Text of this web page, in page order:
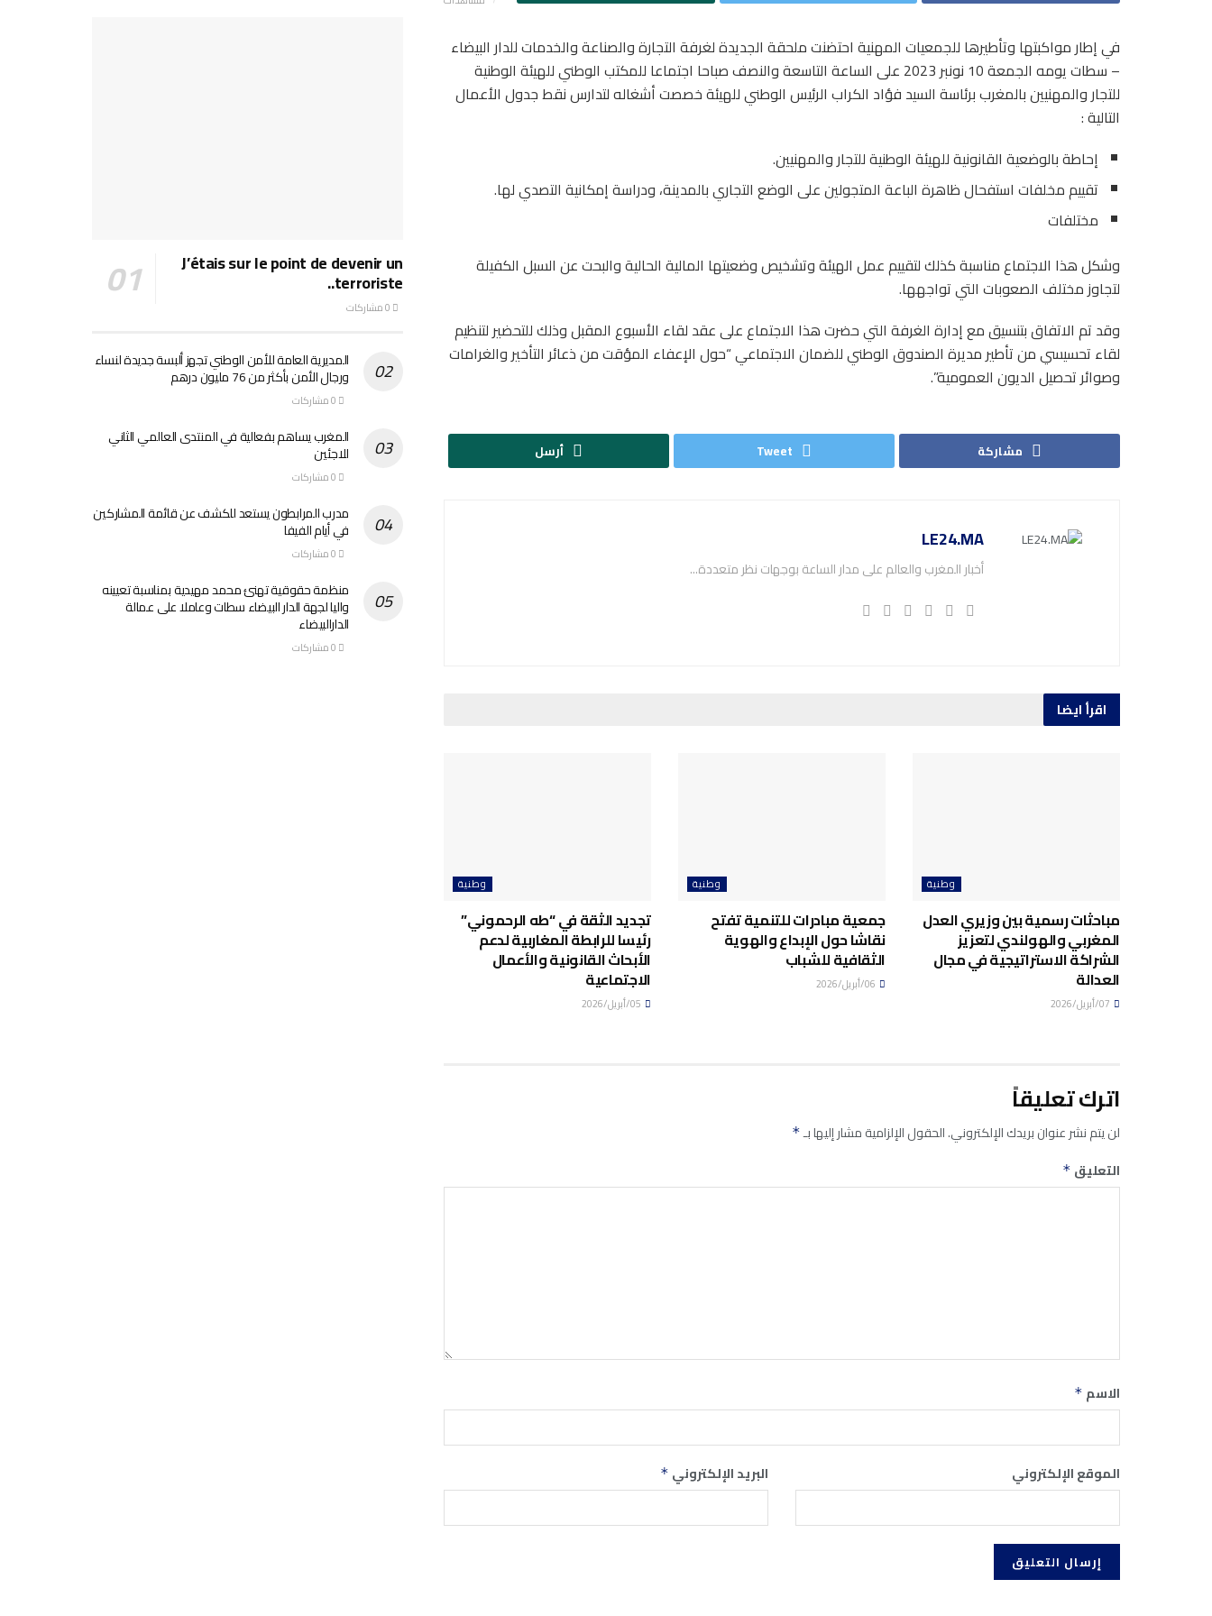
في إطار مواكبتها وتأطيرها للجمعيات المهنية احتضنت ملحقة الجديدة لغرفة التجارة والصناعة والخدمات للدار البيضاء
– سطات يومه الجمعة 10 نونبر 2023 على الساعة التاسعة والنصف صباحا اجتماعا للمكتب الوطني للهيئة الوطنية
للتجار والمهنيين بالمغرب برئاسة السيد فؤاد الكراب الرئيس الوطني للهيئة خصصت أشغاله لتدارس نقط جدول الأعمال
التالية :
إحاطة بالوضعية القانونية للهيئة الوطنية للتجار والمهنيين.
تقييم مخلفات استفحال ظاهرة الباعة المتجولين على الوضع التجاري بالمدينة، ودراسة إمكانية التصدي لها.
مختلفات
وشكل هذا الاجتماع مناسبة كذلك لتقييم عمل الهيئة وتشخيص وضعيتها المالية الحالية والبحت عن السبل الكفيلة
لتجاوز مختلف الصعوبات التي تواجهها.
وقد تم الاتفاق بتنسيق مع إدارة الغرفة التي حضرت هذا الاجتماع على عقد لقاء الأسبوع المقبل وذلك للتحضير لتنظيم
لقاء تحسيسي من تأطير مديرة الصندوق الوطني للضمان الاجتماعي “حول الإعفاء المؤقت من ذعائر التأخير والغرامات
وصوائر تحصيل الديون العمومية”.
مشاركة Tweet أرسل
LE24.MA
أخبار المغرب والعالم على مدار الساعة بوجهات نظر متعددة...
اقرأ ايضا
وطنية
مباحثات رسمية بين وزيري العدل
المغربي والهولندي لتعزيز
الشراكة الاستراتيجية في مجال
العدالة
وطنية
جمعية مبادرات للتنمية تفتح
نقاشا حول الإبداع والهوية
الثقافية للشباب
وطنية
تجديد الثقة في “طه الرحموني”
رئيسا للرابطة المغاربية لدعم
الأبحاث القانونية والأعمال
الاجتماعية
اترك تعليقاً
لن يتم نشر عنوان بريدك الإلكتروني.الحقول الإلزامية مشار إليها بـ*
التعليق *
الاسم *
البريد الإلكتروني * الموقع الإلكتروني
J’étais sur le point de devenir un
terroriste..
المديرية العامة للأمن الوطني تجهز ألبسة جديدة لنساء
ورجال الأمن بأكثر من 76 مليون درهم
المغرب يساهم بفعالية في المنتدى العالمي الثاني
للاجئين
مدرب المرابطون يستعد للكشف عن قائمة المشاركين
في أيام الفيفا
منظمة حقوقية تهنئ محمد مهيدية بمناسبة تعيينه
واليا لجهة الدار البيضاء سطات وعاملا على عمالة
الدارالبيضاء